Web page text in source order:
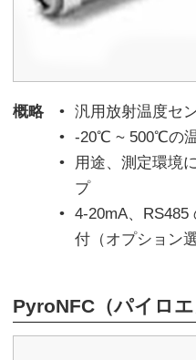
概略
汎用放射温度セ
-20℃ ~ 500℃の温
用途、測定環境
プ
4-20mA、
付（オプション選
PyroNFC（パイロエ